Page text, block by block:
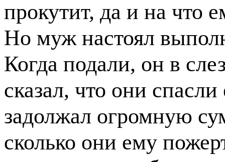
прокутит, да и на что
Но муж настоял
Когда подали, он в
сказал, что они
задолжал огромную
сколько они ему